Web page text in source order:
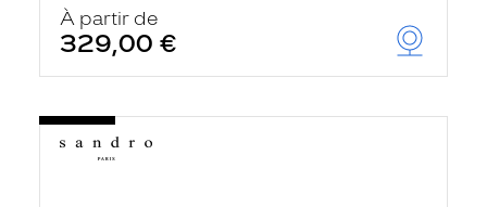
À partir de
329,00 €